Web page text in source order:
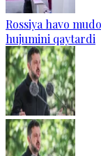
Rossiya havo
hujumini qaytardi